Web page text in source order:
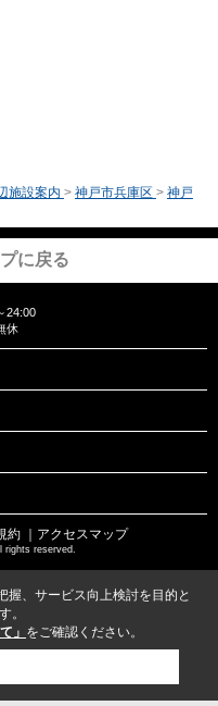
施設案内 > 神戸市兵庫区 > 神戸
に戻る
24:00
休
約 ｜アクセスマップ
rights reserved.
握、サービス向上検討を目的と
。
」 をご確認ください。